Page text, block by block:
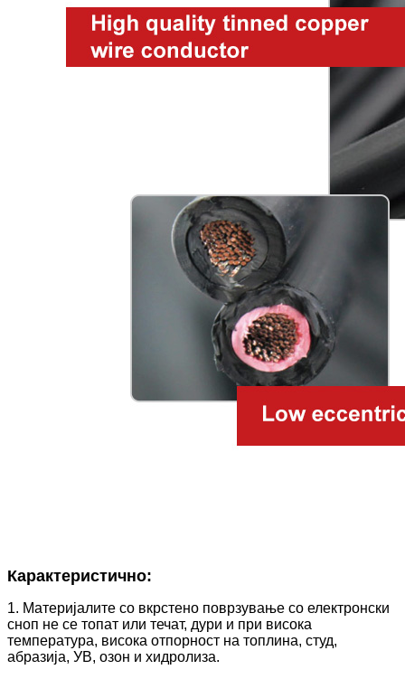
Карактеристично:
1. Материјалите со вкрстено поврзување со електронски
сноп не се топат или течат, дури и при висока
температура, висока отпорност на топлина, студ,
абразија, УВ, озон и хидролиза.